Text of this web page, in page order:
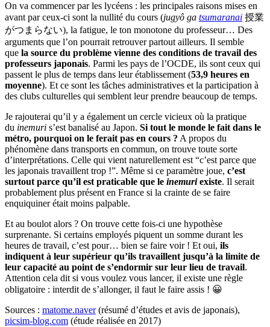
On va commencer par les lycéens : les principales raisons mises en
avant par ceux-ci sont la nullité du cours (jugyô ga tsumaranai 授業
がつまらない), la fatigue, le ton monotone du professeur… Des
arguments que l’on pourrait retrouver partout ailleurs. Il semble
que la source du problème vienne des conditions de travail des
professeurs japonais. Parmi les pays de l’OCDE, ils sont ceux qui
passent le plus de temps dans leur établissement (53,9 heures en
moyenne). Et ce sont les tâches administratives et la participation à
des clubs culturelles qui semblent leur prendre beaucoup de temps.
Je rajouterai qu’il y a également un cercle vicieux où la pratique
du inemuri s’est banalisé au Japon. Si tout le monde le fait dans le
métro, pourquoi on le ferait pas en cours ? A propos du
phénomène dans transports en commun, on trouve toute sorte
d’interprétations. Celle qui vient naturellement est “c’est parce que
les japonais travaillent trop !”. Même si ce paramètre joue, c’est
surtout parce qu’il est praticable que le inemuriexiste. Il serait
probablement plus présent en France si la crainte de se faire
enquiquiner était moins palpable.
Et au boulot alors ? On trouve cette fois-ci une hypothèse
surprenante. Si certains employés piquent un somme durant les
heures de travail, c’est pour… bien se faire voir ! Et oui, ils
indiquent à leur supérieur qu’ils travaillent jusqu’à la limite de
leur capacité au point de s’endormir sur leur lieu de travail.
Attention cela dit si vous voulez vous lancer, il existe une règle
obligatoire : interdit de s’allonger, il faut le faire assis ! 😀
Sources : matome.naver(résumé d’études et avis de japonais),
picsim-blog.com (étude réalisée en 2017)